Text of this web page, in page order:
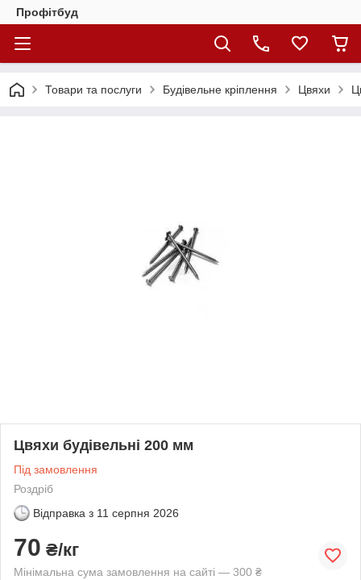
Профітбуд
Товари та послуги Будівельне кріплення Цвяхи
Цвяхи будівельні 200 мм
Під замовлення
Роздріб
Відправка з 11 серпня 2026
70 ₴/кг
Мінімальна сума замовлення на сайті — 300 ₴